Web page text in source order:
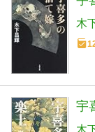
木
宇
木